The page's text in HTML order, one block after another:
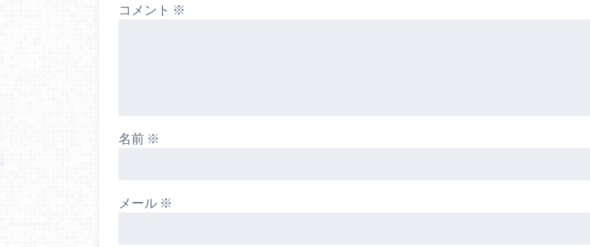
コメント ※
名前 ※
メール ※